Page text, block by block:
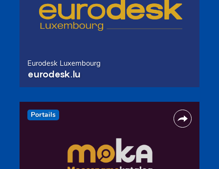
Eurodesk Luxembourg
eurodesk.lu
Portails